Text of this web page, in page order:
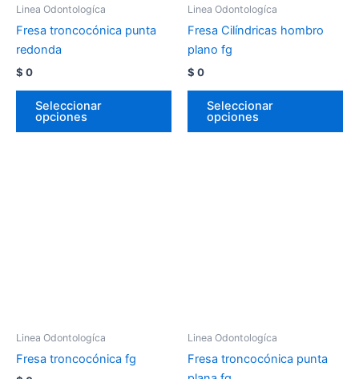
Linea Odontologíca
Fresa troncocónica punta
redonda
$ 0
Seleccionar
opciones
Linea Odontologíca
Fresa Cilíndricas hombro
plano fg
$ 0
Seleccionar
opciones
Linea Odontologíca
Fresa troncocónica fg
Linea Odontologíca
Fresa troncocónica punta